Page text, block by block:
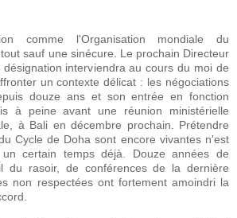
comme l'Organisation mondiale du
sauf une sinécure. Le prochain Directeur
interviendra au cours du moi de
un contexte délicat : les négociations
douze ans et son entrée en fonction
à peine avant une réunion ministérielle
à Bali en décembre prochain. Prétendre
Cycle de Doha sont encore vivantes n'est
certain temps déjà. Douze années de
du rasoir, de conférences de la dernière
non respectées ont fortement amoindri la